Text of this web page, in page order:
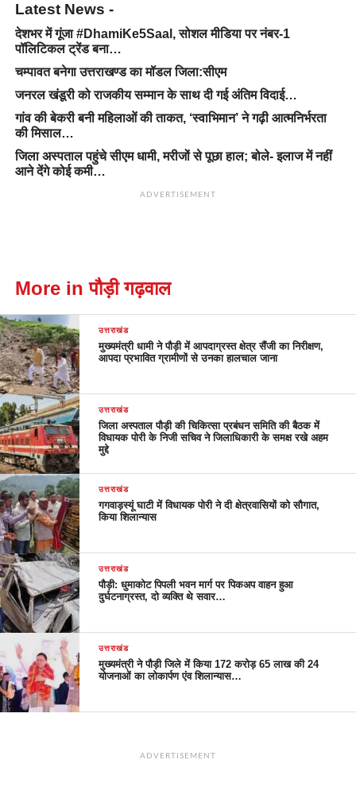
Latest News -
देशभर में गूंजा #DhamiKe5Saal, सोशल मीडिया पर नंबर-1
पॉलिटिकल ट्रेंड बना…
चम्पावत बनेगा उत्तराखण्ड का मॉडल जिला:सीएम
जनरल खंडूरी को राजकीय सम्मान के साथ दी गई अंतिम विदाई…
गांव की बेकरी बनी महिलाओं की ताकत, ‘स्वाभिमान’ ने गढ़ी आत्मनिर्भरता
की मिसाल…
जिला अस्पताल पहुंचे सीएम धामी, मरीजों से पूछा हाल; बोले- इलाज में नहीं
आने देंगे कोई कमी…
ADVERTISEMENT
More in पौड़ी गढ़वाल
उत्तराखंड
मुख्यमंत्री धामी ने पौड़ी में आपदाग्रस्त क्षेत्र सैंजी का निरीक्षण,
आपदा प्रभावित ग्रामीणों से उनका हालचाल जाना
उत्तराखंड
जिला अस्पताल पौड़ी की चिकित्सा प्रबंधन समिति की बैठक में
विधायक पोरी के निजी सचिव ने जिलाधिकारी के समक्ष रखे अहम
मुद्दे
उत्तराखंड
गगवाड़स्यूं घाटी में विधायक पोरी ने दी क्षेत्रवासियों को सौगात,
किया शिलान्यास
उत्तराखंड
पौड़ी: धुमाकोट पिपली भवन मार्ग पर पिकअप वाहन हुआ
दुर्घटनाग्रस्त, दो व्यक्ति थे सवार…
उत्तराखंड
मुख्यमंत्री ने पौड़ी जिले में किया 172 करोड़ 65 लाख की 24
योजनाओं का लोकार्पण एंव शिलान्यास…
ADVERTISEMENT